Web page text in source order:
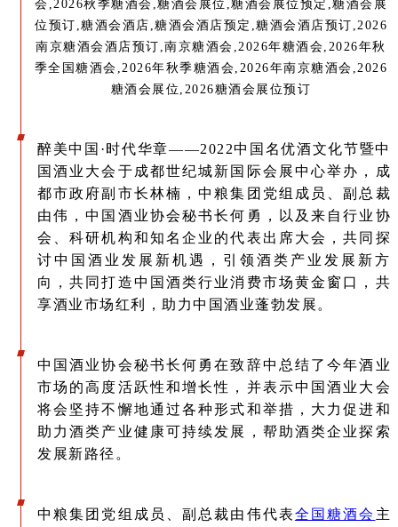
醉美中国·时代华章——2022中国名优酒文化节暨中
国酒业大会于成都世纪城新国际会展中心举办，成
都市政府副市长林楠，中粮集团党组成员、副总裁
由伟，中国酒业协会秘书长何勇，以及来自行业协
会、科研机构和知名企业的代表出席大会，共同探
讨中国酒业发展新机遇，引领酒类产业发展新方
向，共同打造中国酒类行业消费市场黄金窗口，共
享酒业市场红利，助力中国酒业蓬勃发展。
中国酒业协会秘书长何勇在致辞中总结了今年酒业
市场的高度活跃性和增长性，并表示中国酒业大会
将会坚持不懈地通过各种形式和举措，大力促进和
助力酒类产业健康可持续发展，帮助酒类企业探索
发展新路径。
中粮集团党组成员、副总裁由伟代表全国糖酒会 主